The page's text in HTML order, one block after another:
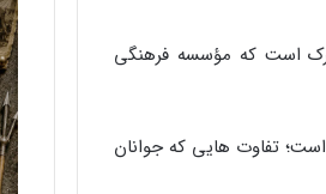
است که مؤسسه فرهنگی
تفاوت هایی که جوانان